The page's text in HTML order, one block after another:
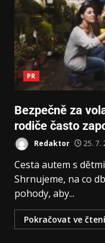
PR
Bezpečně za
rodiče často
Redaktor 25. 7.
Cesta autem s
Shrnujeme, na co
pohody, aby...
Pokračovat ve čtení